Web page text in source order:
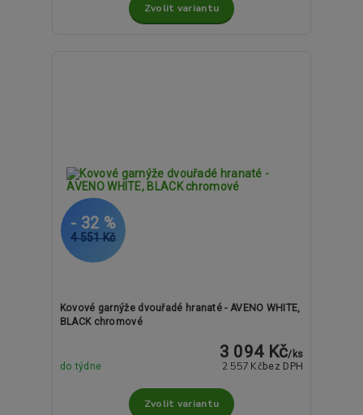
Zvolit variantu
4 551 Kč
- 32 %
Kovové garnýže dvouřadé hranaté - AVENO WHITE,
BLACK chromové
3 094 Kč/ ks
2 557 Kč bez DPH
do týdne
Zvolit variantu